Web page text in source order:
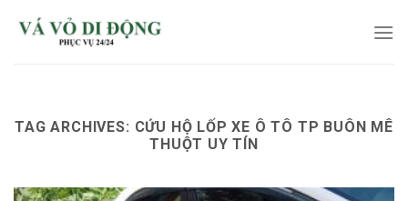
TAG ARCHIVES: CỨU HỘ LỐP XE Ô TÔ TP BUÔN MÊ
THUỘT UY TÍN